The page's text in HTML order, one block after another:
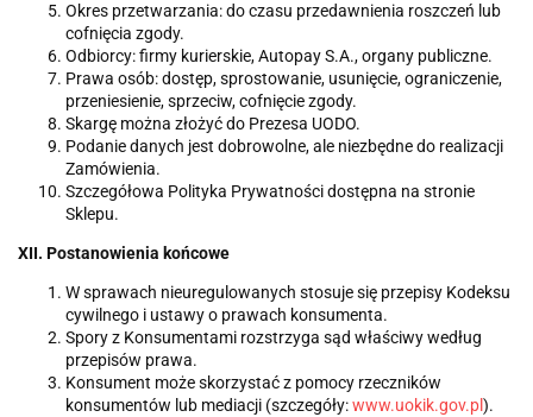
Okres przetwarzania: do czasu przedawnienia roszczeń lub
cofnięcia zgody.
Odbiorcy: firmy kurierskie, Autopay S.A., organy publiczne.
Prawa osób: dostęp, sprostowanie, usunięcie, ograniczenie,
przeniesienie, sprzeciw, cofnięcie zgody.
Skargę można złożyć do Prezesa UODO.
Podanie danych jest dobrowolne, ale niezbędne do realizacji
Zamówienia.
Szczegółowa Polityka Prywatności dostępna na stronie
Sklepu.
XII. Postanowienia końcowe
W sprawach nieuregulowanych stosuje się przepisy Kodeksu
cywilnego i ustawy o prawach konsumenta.
Spory z Konsumentami rozstrzyga sąd właściwy według
przepisów prawa.
Konsument może skorzystać z pomocy rzeczników
konsumentów lub mediacji (szczegóły:www.uokik.gov.pl).